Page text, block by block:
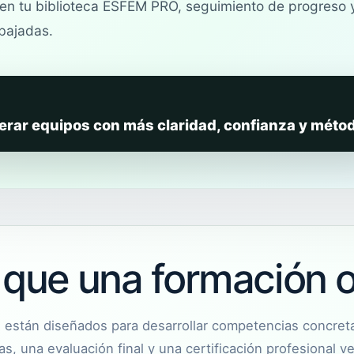
tu biblioteca ESFEM PRO, seguimiento de progreso
equipos con más claridad, confianza y
una formación
están diseñados para desarrollar competencias
una evaluación final y una certificación profesional